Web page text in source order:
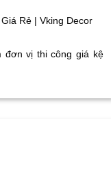
Rẻ | Vking Decor
đơn vị thi công giá kệ